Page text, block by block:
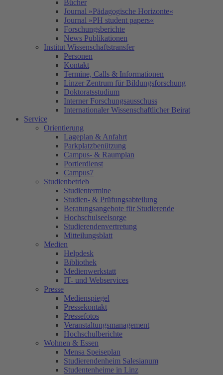
Bücher
Journal »Pädagogische Horizonte«
Journal »PH student papers«
Forschungsberichte
News Publikationen
Institut Wissenschaftstransfer
Personen
Kontakt
Termine, Calls & Informationen
Linzer Zentrum für Bildungsforschung
Doktoratsstudium
Interner Forschungsausschuss
Internationaler Wissenschaftlicher Beirat
Service
Orientierung
Lageplan & Anfahrt
Parkplatzbenützung
Campus- & Raumplan
Portierdienst
Campus7
Studienbetrieb
Studientermine
Studien- & Prüfungsabteilung
Beratungsangebote für Studierende
Hochschulseelsorge
Studierendenvertretung
Mitteilungsblatt
Medien
Helpdesk
Bibliothek
Medienwerkstatt
IT- und Webservices
Presse
Medienspiegel
Pressekontakt
Pressefotos
Veranstaltungsmanagement
Hochschulberichte
Wohnen & Essen
Mensa Speiseplan
Studierendenheim Salesianum
Studentenheime in Linz